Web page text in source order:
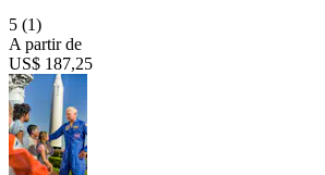
5 (1)
A partir de
US$ 187,25